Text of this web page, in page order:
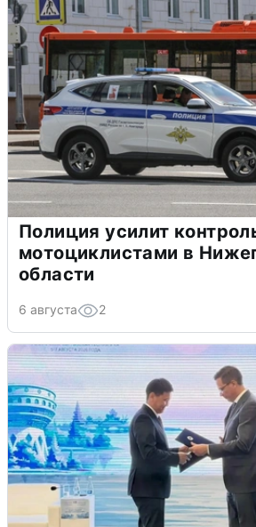
Полиция усилит
мотоциклистами в
области
6 августа 2